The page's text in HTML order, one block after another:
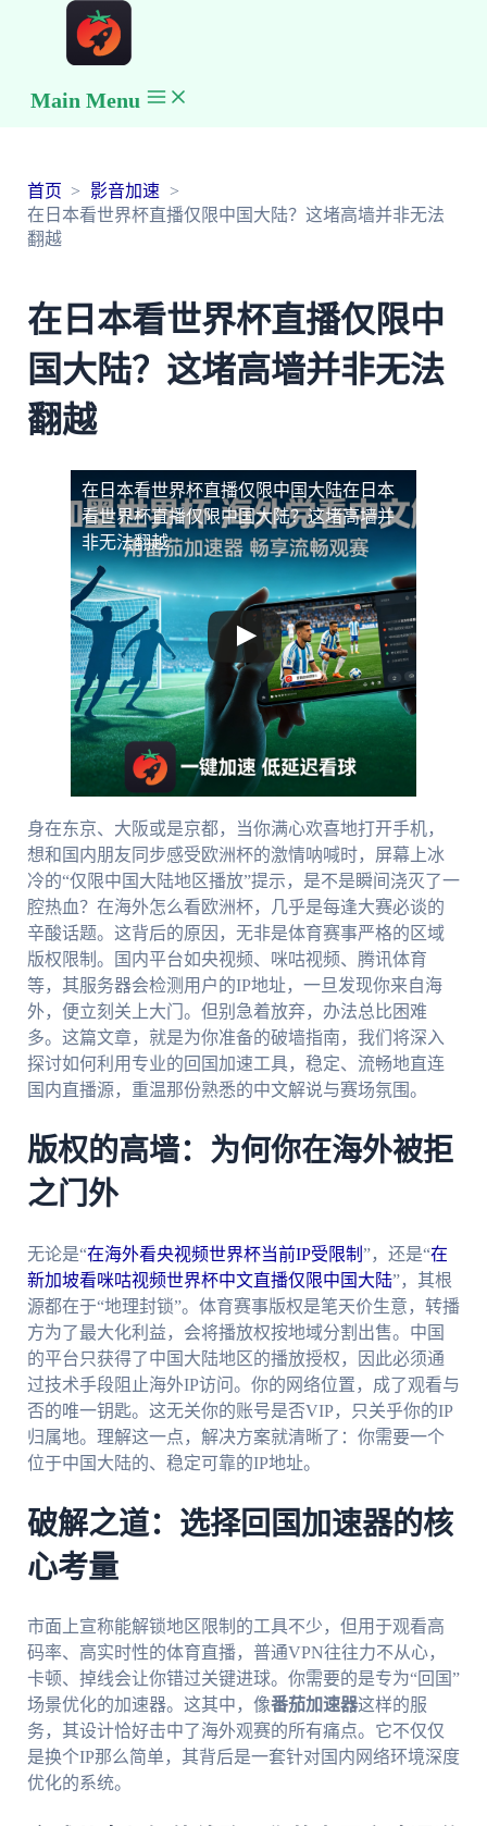
Main Menu
首页
影音加速
在日本看世界杯直播仅限中国大陆？这堵高墙并非无法
翻越
在日本看世界杯直播仅限中
国大陆？这堵高墙并非无法
翻越
在日本看世界杯直播仅限中国大陆在日本
看世界杯直播仅限中国大陆？这堵高墙并
非无法翻越
身在东京、大阪或是京都，当你满心欢喜地打开手机，
想和国内朋友同步感受欧洲杯的激情呐喊时，屏幕上冰
冷的“仅限中国大陆地区播放”提示，是不是瞬间浇灭了一
腔热血？在海外怎么看欧洲杯，几乎是每逢大赛必谈的
辛酸话题。这背后的原因，无非是体育赛事严格的区域
版权限制。国内平台如央视频、咪咕视频、腾讯体育
等，其服务器会检测用户的IP地址，一旦发现你来自海
外，便立刻关上大门。但别急着放弃，办法总比困难
多。这篇文章，就是为你准备的破墙指南，我们将深入
探讨如何利用专业的回国加速工具，稳定、流畅地直连
国内直播源，重温那份熟悉的中文解说与赛场氛围。
版权的高墙：为何你在海外被拒
之门外
无论是“在海外看央视频世界杯当前IP受限制 ”，还是“在
新加坡看咪咕视频世界杯中文直播仅限中国大陆”，其根
源都在于“地理封锁”。体育赛事版权是笔天价生意，转播
方为了最大化利益，会将播放权按地域分割出售。中国
的平台只获得了中国大陆地区的播放授权，因此必须通
过技术手段阻止海外IP访问。你的网络位置，成了观看与
否的唯一钥匙。这无关你的账号是否VIP，只关乎你的IP
归属地。理解这一点，解决方案就清晰了：你需要一个
位于中国大陆的、稳定可靠的IP地址。
破解之道：选择回国加速器的核
心考量
市面上宣称能解锁地区限制的工具不少，但用于观看高
码率、高实时性的体育直播，普通VPN往往力不从心，
卡顿、掉线会让你错过关键进球。你需要的是专为“回国”
场景优化的加速器。这其中，像番茄加速器这样的服
务，其设计恰好击中了海外观赛的所有痛点。它不仅仅
是换个IP那么简单，其背后是一套针对国内网络环境深度
优化的系统。